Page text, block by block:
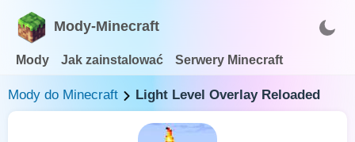
Mody-Minecraft
Mody Jak zainstalować Serwery Minecraft
Mody do Minecraft Light Level Overlay Reloaded